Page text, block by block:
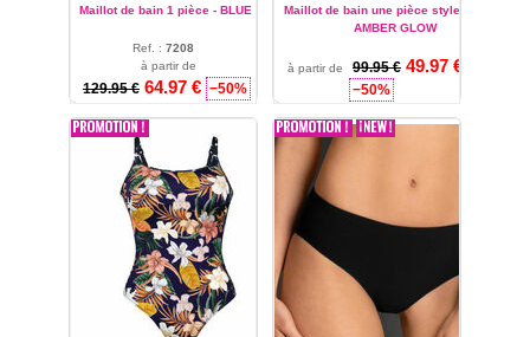
Maillot de bain 1 pièce - BLUE DEPTHS
Ref. : 7208
42
à partir de
129.95 € 64.97 € −50%
Maillot de bain une pièce style Colina -
AMBER GLOW
Ref. :6222
40
à partir de 99.95 € 49.97 €
−50%